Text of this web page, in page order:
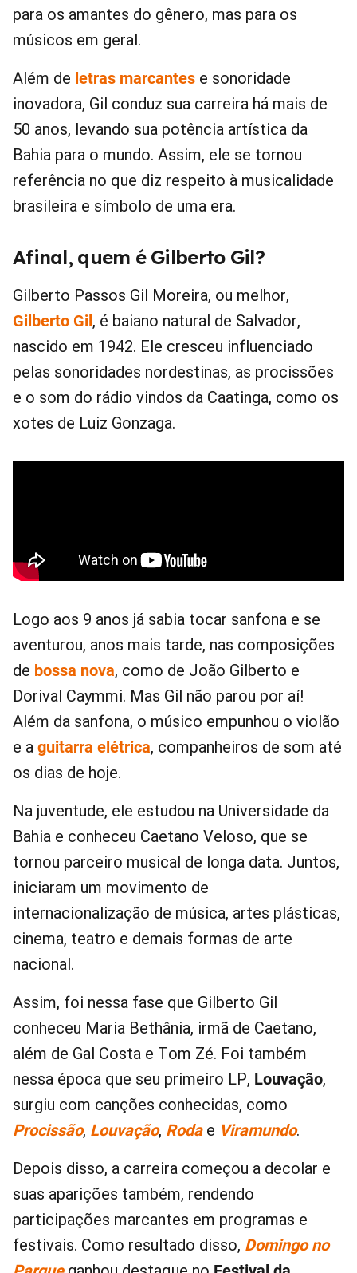
para os amantes do gênero, mas para os
músicos em geral.
Além de letras marcantes e sonoridade
inovadora, Gil conduz sua carreira há mais de
50 anos, levando sua potência artística da
Bahia para o mundo. Assim, ele se tornou
referência no que diz respeito à musicalidade
brasileira e símbolo de uma era.
Afinal, quem é Gilberto Gil?
Gilberto Passos Gil Moreira, ou melhor,
Gilberto Gil, é baiano natural de Salvador,
nascido em 1942. Ele cresceu influenciado
pelas sonoridades nordestinas, as procissões
e o som do rádio vindos da Caatinga, como os
xotes de Luiz Gonzaga.
Logo aos 9 anos já sabia tocar sanfona e se
aventurou, anos mais tarde, nas composições
de bossa nova, como de João Gilberto e
Dorival Caymmi. Mas Gil não parou por aí!
Além da sanfona, o músico empunhou o violão
e a guitarra elétrica, companheiros de som até
os dias de hoje.
Na juventude, ele estudou na Universidade da
Bahia e conheceu Caetano Veloso, que se
tornou parceiro musical de longa data. Juntos,
iniciaram um movimento de
internacionalização de música, artes plásticas,
cinema, teatro e demais formas de arte
nacional.
Assim, foi nessa fase que Gilberto Gil
conheceu Maria Bethânia, irmã de Caetano,
além de Gal Costa e Tom Zé. Foi também
nessa época que seu primeiro LP, Louvação,
surgiu com canções conhecidas, como
Procissão, Louvação, Roda e Viramundo.
Depois disso, a carreira começou a decolar e
suas aparições também, rendendo
participações marcantes em programas e
festivais. Como resultado disso, Domingo no